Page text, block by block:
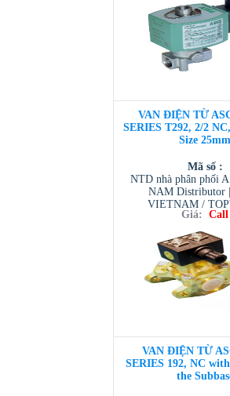
VAN ĐIỆN TỪ
SERIES T292, 2/2
Size 25mm
Mã số :
NTD nhà phân phối
NAM Distributor
VIETNAM /
VIETNAM /
/ TESCOM
Giá: Call
VAN ĐIỆN TỪ
SERIES 192, NC
the